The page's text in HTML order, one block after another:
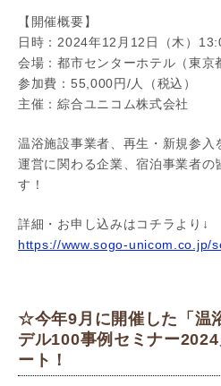
【開催概要】
日時：2024年12月12日（木）
会場：都市センターホテル（東京
参加費：55,000円/人（税込）
主催：綜合ユニコム株式会社
温浴施設事業者、再生・新規参入
運営に関わる企業、宿泊事業者の
す！
詳細・お申し込みはコチラより↓
https://www.sogo-unicom.co.jp/
☆今年9月に開催した「温
デル100事例セミナー
ート！